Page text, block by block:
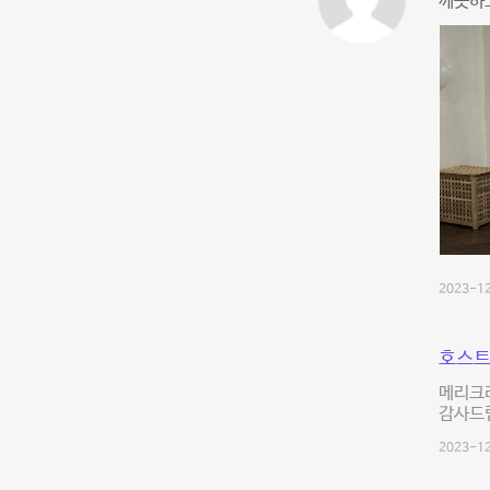
2023-
호스
메리
감사
2023-